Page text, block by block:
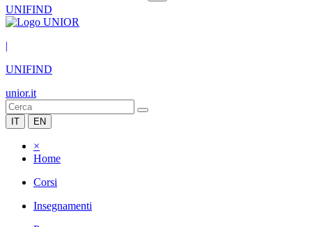
UNIFIND
|
UNIFIND
unior.it
IT EN
×
Home
Corsi
Insegnamenti